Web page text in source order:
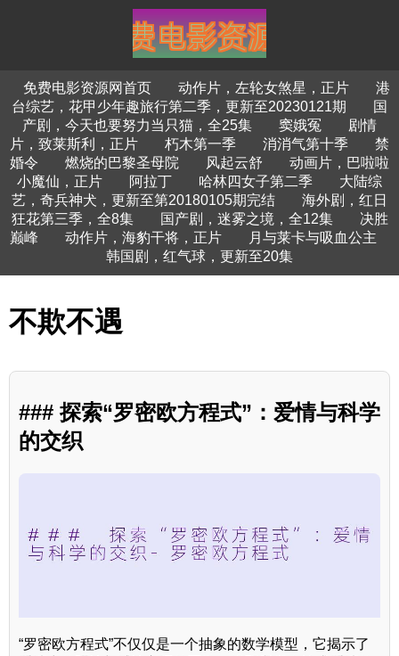
免费电影资源网首页 动作片，左轮女煞星，正片
港
台综艺，花甲少年趣旅行第二季，更新至20230121期
国
产剧，今天也要努力当只猫，全25集
窦娥冤
剧情
片，致莱斯利，正片
朽木第一季 消消气第十季
禁
婚令
燃烧的巴黎圣母院 风起云舒
动画片，巴啦啦
小魔仙，正片
阿拉丁 哈林四女子第二季
大陆综
艺，奇兵神犬，更新至第20180105期完结
海外剧，红日
狂花第三季，全8集
国产剧，迷雾之境，全12集
决胜
巅峰
动作片，海豹干将，正片
月与莱卡与吸血公主
韩国剧，红气球，更新至20集
不欺不遇
### 探索“罗密欧方程式”：爱情与科学
的交织
“罗密欧方程式”不仅仅是一个抽象的数学模型，它揭示了